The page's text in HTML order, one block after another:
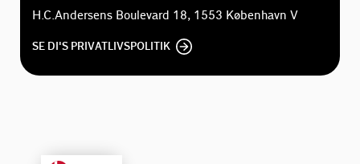
H.C.Andersens Boulevard 18, 1553 København V
SE DI'S PRIVATLIVSPOLITIK